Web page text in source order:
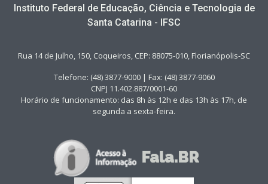
Instituto Federal de Educação, Ciência e Tecnologia de
Santa Catarina - IFSC
Rua 14 de Julho, 150, Coqueiros, CEP: 88075-010, Florianópolis-SC
Telefone: (48) 3877-9000 | Fax: (48) 3877-9060
CNPJ 11.402.887/0001-60
Horário de funcionamento: das 8h às 12h e das 13h às 17h, de
segunda a sexta-feira.